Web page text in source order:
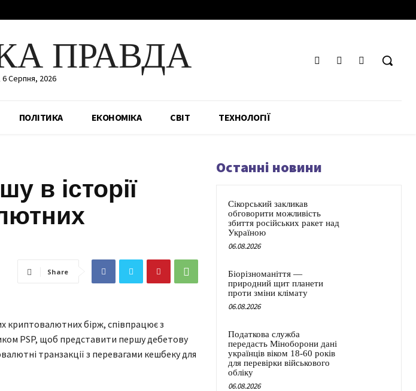
ПРАВДА
Серпня, 2026
ПОЛІТИКА ЕКОНОМІКА СВІТ ТЕХНОЛОГІЇ
в історії
Share
криптовалютних бірж, співпрацює з
PSP, щоб представити першу дебетову
транзакції з перевагами кешбеку для
Останні новини
Сікорський закликав
обговорити можливість
збиття російських ракет над
Україною
06.08.2026
Біорізноманіття —
природний щит планети
проти зміни клімату
06.08.2026
Податкова служба
передасть Міноборони дані
українців віком 18-60 років
для перевірки військового
обліку
06.08.2026